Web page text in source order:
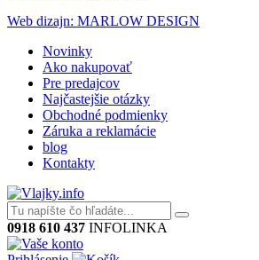
Web dizajn: MARLOW DESIGN
Novinky
Ako nakupovať
Pre predajcov
Najčastejšie otázky
Obchodné podmienky
Záruka a reklamácie
blog
Kontakty
0918 610 437 INFOLINKA